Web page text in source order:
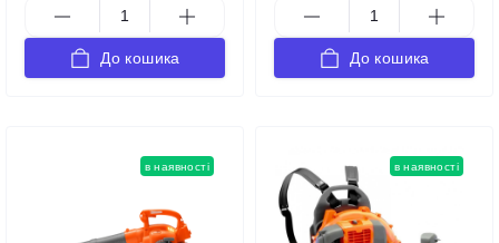
До кошика До кошика
в наявності в наявності